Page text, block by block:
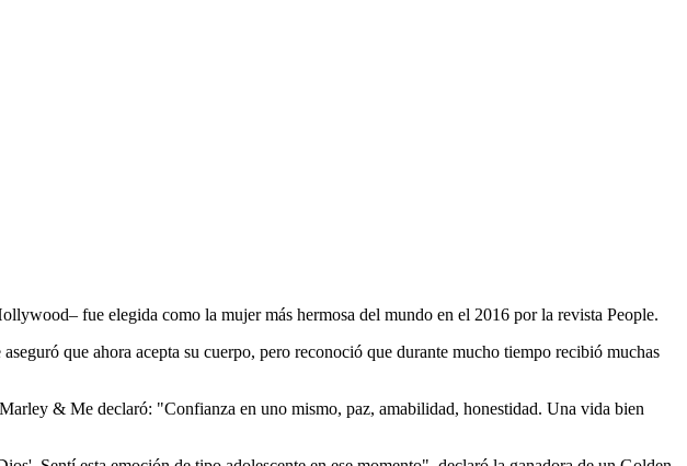
fue elegida como la mujer más hermosa del mundo en el 2016 por la revista People.
que ahora acepta su cuerpo, pero reconoció que durante mucho tiempo recibió muchas
& Me declaró: "Confianza en uno mismo, paz, amabilidad, honestidad. Una vida bien